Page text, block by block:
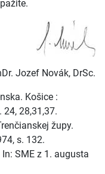
Jozef Novák, DrSc.
Košice :
28,31,37.
župy.
s. 132.
SME z 1. augusta